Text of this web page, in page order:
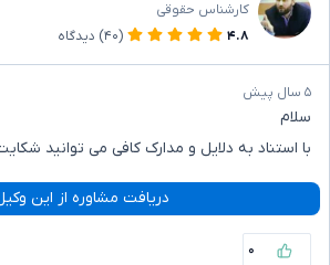
کارشناس حقوقی
۴.۸
(۴۰) دیدگاه
۵ سال پیش
سلام
با استناد به دلایل و مدارک کافی می توانید
دریافت مشاوره از این
۰